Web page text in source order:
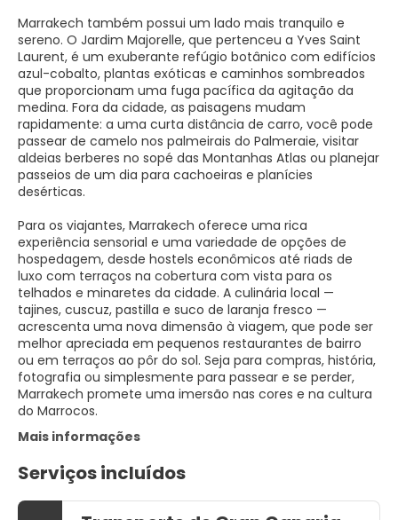
Marrakech também possui um lado mais tranquilo e
sereno. O Jardim Majorelle, que pertenceu a Yves Saint
Laurent, é um exuberante refúgio botânico com edifícios
azul-cobalto, plantas exóticas e caminhos sombreados
que proporcionam uma fuga pacífica da agitação da
medina. Fora da cidade, as paisagens mudam
rapidamente: a uma curta distância de carro, você pode
passear de camelo nos palmeirais do Palmeraie, visitar
aldeias berberes no sopé das Montanhas Atlas ou planejar
passeios de um dia para cachoeiras e planícies
desérticas.
Para os viajantes, Marrakech oferece uma rica
experiência sensorial e uma variedade de opções de
hospedagem, desde hostels econômicos até riads de
luxo com terraços na cobertura com vista para os
telhados e minaretes da cidade. A culinária local —
tajines, cuscuz, pastilla e suco de laranja fresco —
acrescenta uma nova dimensão à viagem, que pode ser
melhor apreciada em pequenos restaurantes de bairro
ou em terraços ao pôr do sol. Seja para compras, história,
fotografia ou simplesmente para passear e se perder,
Marrakech promete uma imersão nas cores e na cultura
do Marrocos.
Mais informações
Serviços incluídos